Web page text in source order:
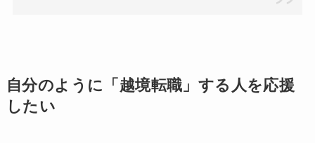
自分のように「越境転職」する人を応援
したい